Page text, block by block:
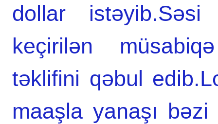
dollar
keçirilən
təklifini qəbul
maaşla yanaşı